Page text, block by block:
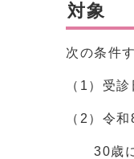
対象
次の条件
（1）受
（2）令
30歳に